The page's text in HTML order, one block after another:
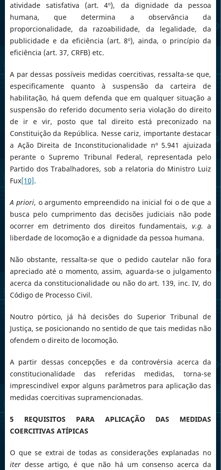
atividade satisfativa (art. 4º), da dignidade da pessoa
humana, que determina a observância da
proporcionalidade, da razoabilidade, da legalidade, da
publicidade e da eficiência (art. 8º), ainda, o princípio da
eficiência (art. 37, CRFB) etc.
A par dessas possíveis medidas coercitivas, ressalta-se que,
especificamente quanto à suspensão da carteira de
habilitação, há quem defenda que em qualquer situação a
suspensão do referido documento seria violação do direito
de ir e vir, posto que tal direito está preconizado na
Constituição da República. Nesse cariz, importante destacar
a Ação Direita de Inconstitucionalidade nº 5.941 ajuizada
perante o Supremo Tribunal Federal, representada pelo
Partido dos Trabalhadores, sob a relatoria do Ministro Luiz
Fux[10].
A priori, o argumento empreendido na inicial foi o de que a
busca pelo cumprimento das decisões judiciais não pode
ocorrer em detrimento dos direitos fundamentais, v.g.a
liberdade de locomoção e a dignidade da pessoa humana.
Não obstante, ressalta-se que o pedido cautelar não fora
apreciado até o momento, assim, aguarda-se o julgamento
acerca da constitucionalidade ou não do art. 139, inc. IV, do
Código de Processo Civil.
Noutro pórtico, já há decisões do Superior Tribunal de
Justiça, se posicionando no sentido de que tais medidas não
ofendem o direito de locomoção.
A partir dessas concepções e da controvérsia acerca da
constitucionalidade das referidas medidas, torna-se
imprescindível expor alguns parâmetros para aplicação das
medidas coercitivas supramencionadas.
5 REQUISITOS PARA APLICAÇÃO DAS MEDIDAS
COERCITIVAS ATÍPICAS
O que se extrai de todas as considerações explanadas no
iterdesse artigo, é que não há um consenso acerca da